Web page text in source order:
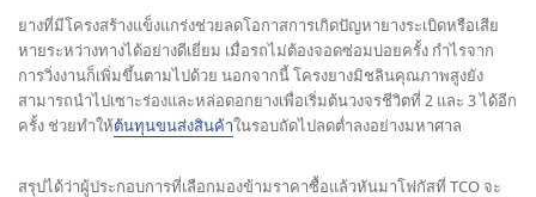
ยางที่มีโครงสร้างแข็งแกร่งช่วยลดโอกาสการเกิดปัญหายางระเบิดหรือเสีย
หายระหว่างทางได้อย่างดีเยี่ยม เมื่อรถไม่ต้องจอดซ่อมบ่อยครั้ง กำไรจาก
การวิ่งงานก็เพิ่มขึ้นตามไปด้วย นอกจากนี้ โครงยางมิชลินคุณภาพสูงยัง
สามารถนำไปเซาะร่องและหล่อดอกยางเพื่อเริ่มต้นวงจรชีวิตที่ 2 และ 3 ได้อีก
ครั้ง ช่วยทำให้ต้นทุนขนส่งสินค้าในรอบถัดไปลดต่ำลงอย่างมหาศาล
สรุปได้ว่าผู้ประกอบการที่เลือกมองข้ามราคาซื้อแล้วหันมาโฟกัสที่ TCO จะ